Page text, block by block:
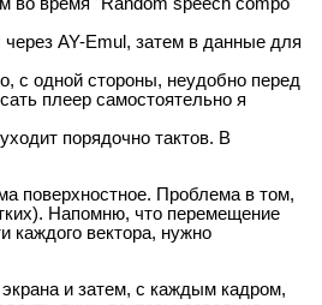
занимает оцифрованный (7кГц)
во время "Random speech compo"
AY-Emul, затем в данные для
с одной стороны, неудобно перед
плеер самостоятельно я
порядочно тактов. В
поверхностное. Проблема в том,
Напомню, что перемещение
вектора, нужно